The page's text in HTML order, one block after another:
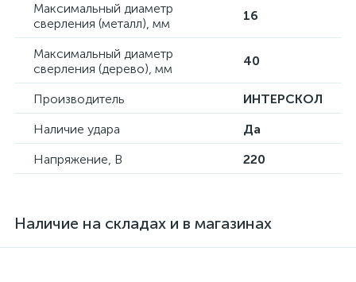
Максимальный диаметр
сверления (металл), мм
16
Максимальный диаметр
сверления (дерево), мм
40
Производитель
ИНТЕРСКОЛ
Наличие удара
Да
Напряжение, В
220
Наличие на складах и в магазинах